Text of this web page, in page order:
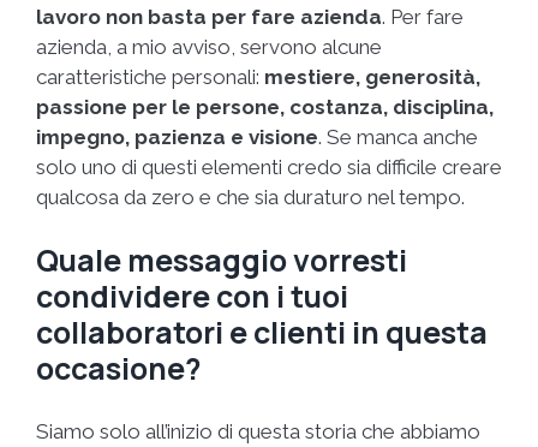
lavoro non basta per fare azienda. Per fare
azienda, a mio avviso, servono alcune
caratteristiche personali: mestiere, generosità,
passione per le persone, costanza, disciplina,
impegno, pazienza e visione. Se manca anche
solo uno di questi elementi credo sia difficile creare
qualcosa da zero e che sia duraturo nel tempo.
Quale messaggio vorresti
condividere con i tuoi
collaboratori e clienti in questa
occasione?
Siamo solo all’inizio di questa storia che abbiamo